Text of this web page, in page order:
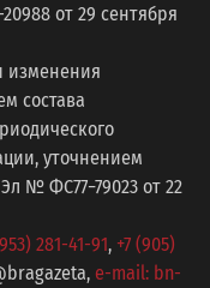
от 29 сентября
изменения
состава
уточнением
№ ФС77−79023 от 22
281-41-91, +7 (905)
e-mail: bn-